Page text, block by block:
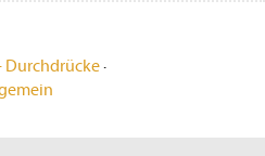
Durchdrücke·